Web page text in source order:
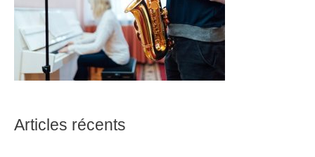
Articles récents